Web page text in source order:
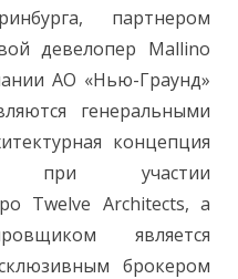
партнером
девелопер Mallino
АО «Нью-Граунд»
генеральными
концепция
при участии
Twelve Architects, а
является
брокером